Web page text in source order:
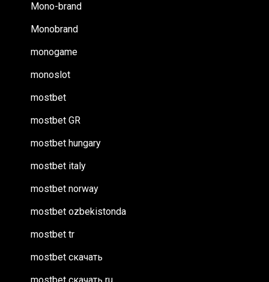
Mono-brand
Monobrand
monogame
monoslot
mostbet
mostbet GR
mostbet hungary
mostbet italy
mostbet norway
mostbet ozbekistonda
mostbet tr
mostbet скачать